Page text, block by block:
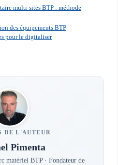
multi-sites BTP : méthode
des équipements BTP
pour le digitaliser
DE L'AUTEUR
Pimenta
matériel BTP · Fondateur de